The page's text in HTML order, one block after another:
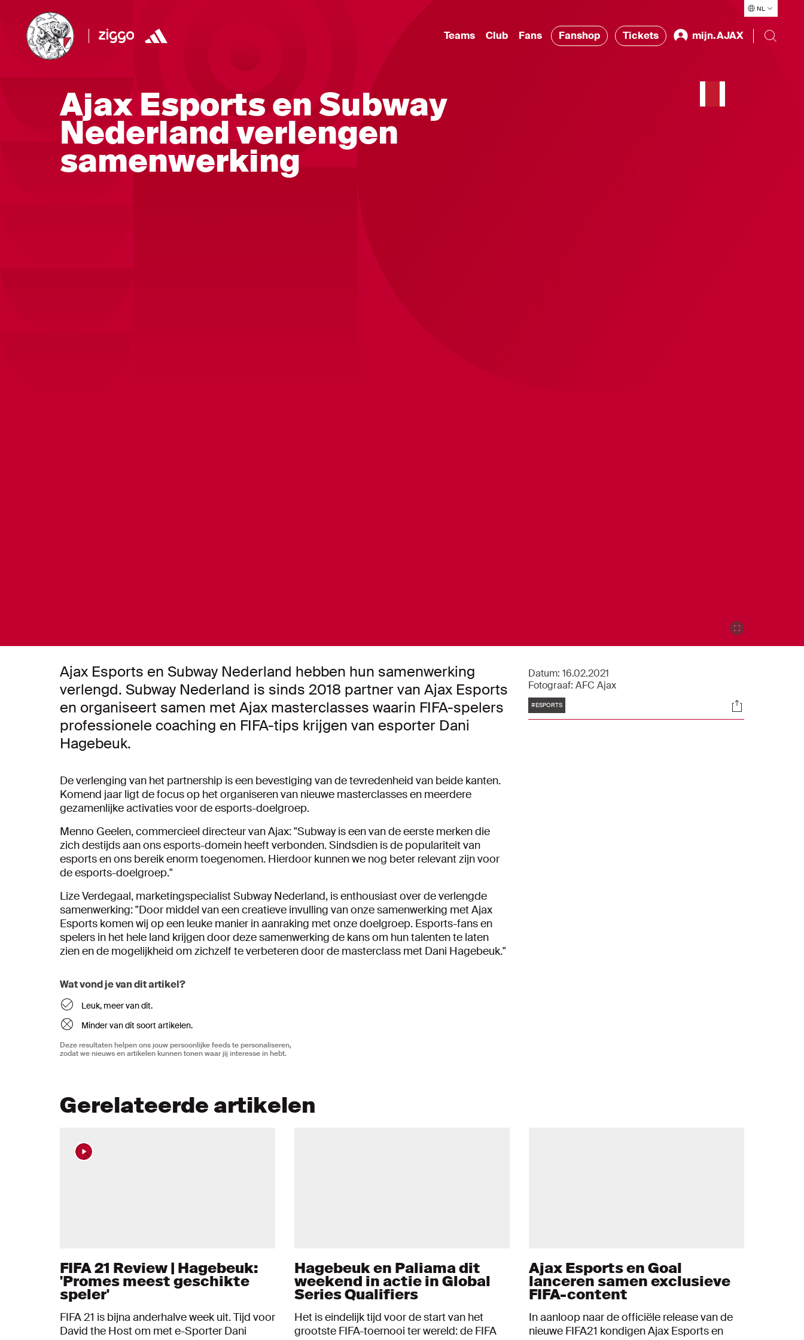
NL
Teams Club Fans Fanshop Tickets mijn.AJAX
Ajax Esports en Subway
Nederland verlengen
samenwerking
Ajax Esports en Subway Nederland hebben hun samenwerking
verlengd. Subway Nederland is sinds 2018 partner van Ajax Esports
en organiseert samen met Ajax masterclasses waarin FIFA-spelers
professionele coaching en FIFA-tips krijgen van esporter Dani
Hagebeuk.
Datum: 16.02.2021
Fotograaf: AFC Ajax
Tags
#ESPORTS Socials
De verlenging van het partnership is een bevestiging van de tevredenheid van beide kanten.
Komend jaar ligt de focus op het organiseren van nieuwe masterclasses en meerdere
gezamenlijke activaties voor de esports-doelgroep.
Menno Geelen, commercieel directeur van Ajax: "Subway is een van de eerste merken die
zich destijds aan ons esports-domein heeft verbonden. Sindsdien is de populariteit van
esports en ons bereik enorm toegenomen. Hierdoor kunnen we nog beter relevant zijn voor
de esports-doelgroep."
Lize Verdegaal, marketingspecialist Subway Nederland, is enthousiast over de verlengde
samenwerking: "Door middel van een creatieve invulling van onze samenwerking met Ajax
Esports komen wij op een leuke manier in aanraking met onze doelgroep. Esports-fans en
spelers in het hele land krijgen door deze samenwerking de kans om hun talenten te laten
zien en de mogelijkheid om zichzelf te verbeteren door de masterclass met Dani Hagebeuk."
Wat vond je van dit artikel?
Leuk, meer van dit.
Minder van dit soort artikelen.
Deze resultaten helpen ons jouw persoonlijke feeds te personaliseren,
zodat we nieuws en artikelen kunnen tonen waar jij interesse in hebt.
Gerelateerde artikelen
FIFA 21 Review | Hagebeuk:
'Promes meest geschikte
speler'
FIFA 21 is bijna anderhalve week uit. Tijd voor
David the Host om met e-Sporter Dani
Hagebeuk en Paliama dit
weekend in actie in Global
Series Qualifiers
Het is eindelijk tijd voor de start van het
grootste FIFA-toernooi ter wereld: de FIFA
Ajax Esports en Goal
lanceren samen exclusieve
FIFA-content
In aanloop naar de officiële release van de
nieuwe FIFA21 kondigen Ajax Esports en